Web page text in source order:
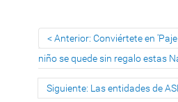
Anterior: Conviértete en
niño se quede sin regalo estas
Siguiente: Las entidades de